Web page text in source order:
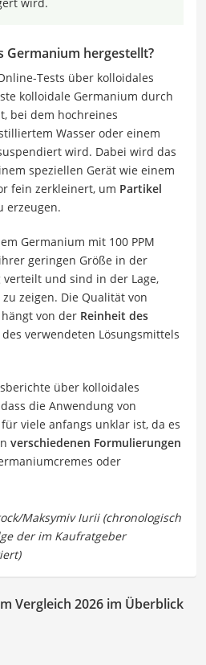
Germanium hergestellt?
Tests über kolloidales
kolloidale Germanium durch
bei dem hochreines
Wasser oder einem
wird. Dabei wird das
speziellen Gerät wie einem
fein zerkleinert, um Partikel
erzeugen.
Germanium mit 100 PPM
geringen Größe in der
und sind in der Lage,
zeigen. Die Qualität von
von der Reinheit des
verwendeten Lösungsmittels
über kolloidales
die Anwendung von
viele anfangs unklar ist, da es
verschiedenen Formulierungen
oder
Vergleich 2026 im Überblick